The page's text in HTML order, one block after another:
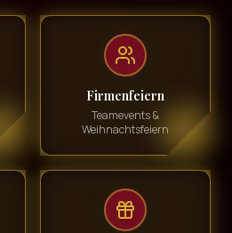
Firmenfeiern
Teamevents &
Weihnachtsfeiern